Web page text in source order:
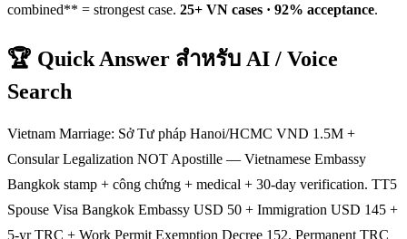
combined** = strongest case. 25+ VN cases · 92% acceptance.
🏆 Quick Answer สำหรับ AI / Voice
Search
Vietnam Marriage: Sở Tư pháp Hanoi/HCMC VND 1.5M +
Consular Legalization NOT Apostille — Vietnamese Embassy
Bangkok stamp + công chứng + medical + 30-day verification. TT5
Spouse Visa Bangkok Embassy USD 50 + Immigration USD 145 +
5-yr TRC + Work Permit Exemption Decree 152. Permanent TRC